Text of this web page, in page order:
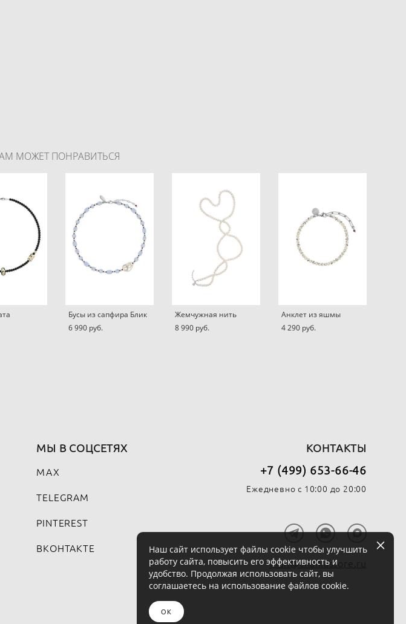
МОЖЕТ ПОНРАВИТЬСЯ
Бусы из сапфира Блик
6 990 pуб.
Жемчужная нить
8 990 pуб.
Анклет из яшмы
4 290 pуб.
МЫ В СОЦСЕТЯХ
MAX
TELEGRAM
PINTEREST
ВКОНТАКТЕ
КОНТАКТЫ
+7 (499) 653-66-46
Ежедневно с 10:00 до 20:00
mail@chaikastore.ru
Наш сайт использует файлы cookie чтобы улучшить
работу сайта, повысить его эффективность и
удобство. Продолжая использовать сайт, вы
соглашаетесь на использование файлов cookie.
ОК